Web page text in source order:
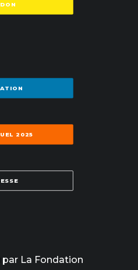
2025
La Fondation